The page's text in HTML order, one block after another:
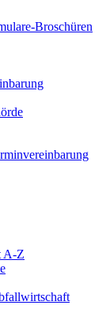
Broschüren
A-Z